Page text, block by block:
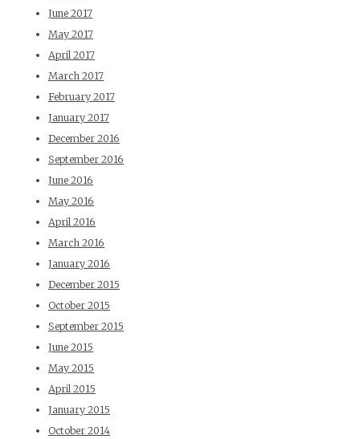
June 2017
May 2017
April 2017
March 2017
February 2017
January 2017
December 2016
September 2016
June 2016
May 2016
April 2016
March 2016
January 2016
December 2015
October 2015
September 2015
June 2015
May 2015
April 2015
January 2015
October 2014